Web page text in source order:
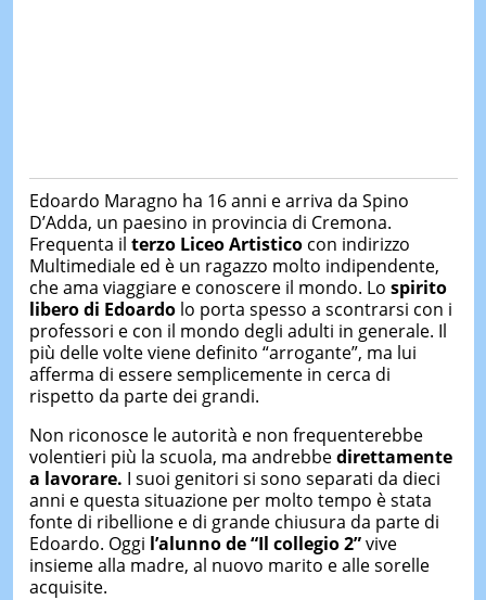
Edoardo Maragno ha 16 anni e arriva da Spino
D’Adda, un paesino in provincia di Cremona.
Frequenta il terzo Liceo Artisticocon indirizzo
Multimediale ed è un ragazzo molto indipendente,
che ama viaggiare e conoscere il mondo. Lo spirito
libero di Edoardolo porta spesso a scontrarsi con i
professori e con il mondo degli adulti in generale. Il
più delle volte viene definito “arrogante”, ma lui
afferma di essere semplicemente in cerca di
rispetto da parte dei grandi.
Non riconosce le autorità e non frequenterebbe
volentieri più la scuola, ma andrebbedirettamente
a lavorare. I suoi genitori si sono separati da dieci
anni e questa situazione per molto tempo è stata
fonte di ribellione e di grande chiusura da parte di
Edoardo. Oggi l’alunno de “Il collegio 2”vive
insieme alla madre, al nuovo marito e alle sorelle
acquisite.